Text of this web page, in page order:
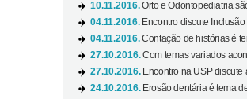
10.11.2016.Orto e Odontopediatria
04.11.2016. Encontro discute
04.11.2016.Contação de histórias é
27.10.2016.Com temas variados
27.10.2016. Encontro na USP discute
24.10.2016. Erosão dentária é tema